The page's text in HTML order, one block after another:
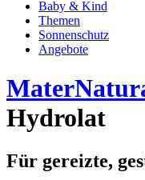
Baby & Kind
Themen
Sonnenschutz
Angebote
Hydrolat
Für gereizte,